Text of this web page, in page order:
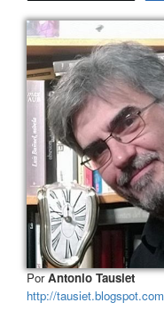
PorAntonio Tausiet
http://tausiet.blogspot.com